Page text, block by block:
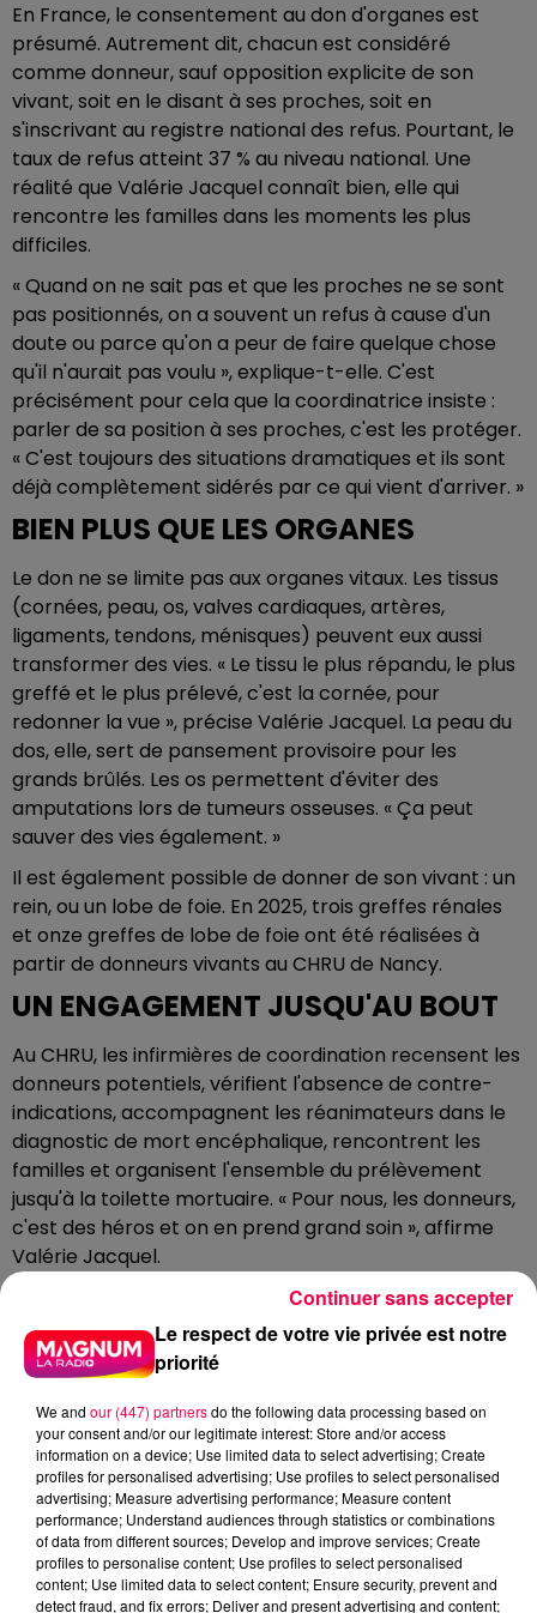
En France, le consentement au don d'organes est
présumé. Autrement dit, chacun est considéré
comme donneur, sauf opposition explicite de son
vivant, soit en le disant à ses proches, soit en
s'inscrivant au registre national des refus. Pourtant, le
taux de refus atteint 37 % au niveau national. Une
réalité que Valérie Jacquel connaît bien, elle qui
rencontre les familles dans les moments les plus
difficiles.
« Quand on ne sait pas et que les proches ne se sont
pas positionnés, on a souvent un refus à cause d'un
doute ou parce qu'on a peur de faire quelque chose
qu'il n'aurait pas voulu », explique-t-elle. C'est
précisément pour cela que la coordinatrice insiste :
parler de sa position à ses proches, c'est les protéger.
« C'est toujours des situations dramatiques et ils sont
déjà complètement sidérés par ce qui vient d'arriver. »
BIEN PLUS QUE LES ORGANES
Le don ne se limite pas aux organes vitaux. Les tissus
(cornées, peau, os, valves cardiaques, artères,
ligaments, tendons, ménisques) peuvent eux aussi
transformer des vies. « Le tissu le plus répandu, le plus
greffé et le plus prélevé, c'est la cornée, pour
redonner la vue », précise Valérie Jacquel. La peau du
dos, elle, sert de pansement provisoire pour les
grands brûlés. Les os permettent d'éviter des
amputations lors de tumeurs osseuses. « Ça peut
sauver des vies également. »
Il est également possible de donner de son vivant : un
rein, ou un lobe de foie. En 2025, trois greffes rénales
et onze greffes de lobe de foie ont été réalisées à
partir de donneurs vivants au CHRU de Nancy.
UN ENGAGEMENT JUSQU'AU BOUT
Au CHRU, les infirmières de coordination recensent les
donneurs potentiels, vérifient l'absence de contre-
indications, accompagnent les réanimateurs dans le
diagnostic de mort encéphalique, rencontrent les
familles et organisent l'ensemble du prélèvement
jusqu'à la toilette mortuaire. « Pour nous, les donneurs,
c'est des héros et on en prend grand soin », affirme
Valérie Jacquel.
L'établissement a d'ailleurs été labellisé « Hôpital
ambassadeur du don d'organes » en 2025, une
reconnaissance nationale de son implication. Nancy
est également devenue ville ambassadrice du don
d'organes. À cette occasion, une marche intitulée «
Les 7 vies » était organisée ce dimanche au Parc de la
Pépinière, rappelant qu'un seul donneur peut sauver
jusqu'à sept personnes.
Ce lundi 22 juin marque la journée nationale du don
d’organes et de tissus
Le respect de votre vie privée est notre
priorité
We and our (447) partnersdo the following data processing based on
your consent and/or our legitimate interest: Store and/or access
information on a device; Use limited data to select advertising; Create
profiles for personalised advertising; Use profiles to select personalised
advertising; Measure advertising performance; Measure content
performance; Understand audiences through statistics or combinations
of data from different sources; Develop and improve services; Create
profiles to personalise content; Use profiles to select personalised
content; Use limited data to select content; Ensure security, prevent and
detect fraud, and fix errors; Deliver and present advertising and content;
Continuer sans accepter